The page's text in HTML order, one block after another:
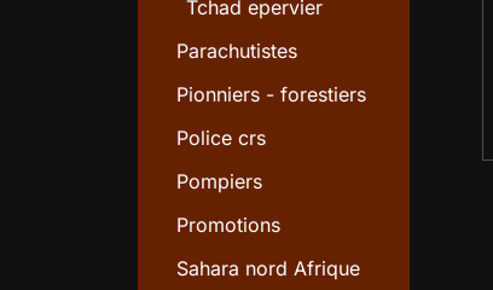
Tchad epervier
Parachutistes
Pionniers - forestiers
Police crs
Pompiers
Promotions
Sahara nord Afrique